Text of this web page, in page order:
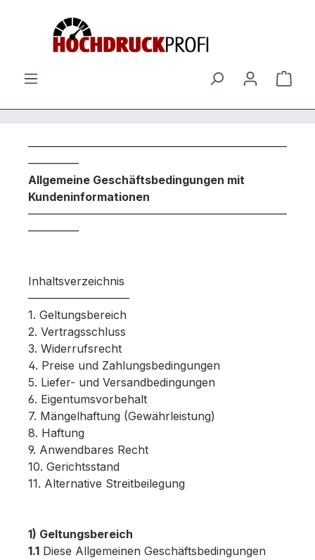
Zum Hauptinhalt springen
––––––––––––––––––––––––––––––––––––––––––––––
–––––––––
Allgemeine Geschäftsbedingungen mit
Kundeninformationen
––––––––––––––––––––––––––––––––––––––––––––––
–––––––––
Inhaltsverzeichnis
––––––––––––––––––
1. Geltungsbereich
2. Vertragsschluss
3. Widerrufsrecht
4. Preise und Zahlungsbedingungen
5. Liefer- und Versandbedingungen
6. Eigentumsvorbehalt
7. Mängelhaftung (Gewährleistung)
8. Haftung
9. Anwendbares Recht
10. Gerichtsstand
11. Alternative Streitbeilegung
1) Geltungsbereich
1.1 Diese Allgemeinen Geschäftsbedingungen